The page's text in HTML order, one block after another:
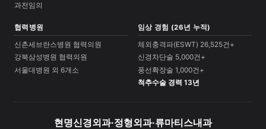
과전임의
협력병원
신촌세브란스병원 협력의원
강북삼성병원 협력의원
서울대병원 외 6개소
임상 경험 (26년 누적)
체외충격파(ESWT) 26,525건+
신경차단술 5,000건+
풍선확장술 1,000건+
척추수술 경력 13년
현명신경외과·정형외과·류마티스내과